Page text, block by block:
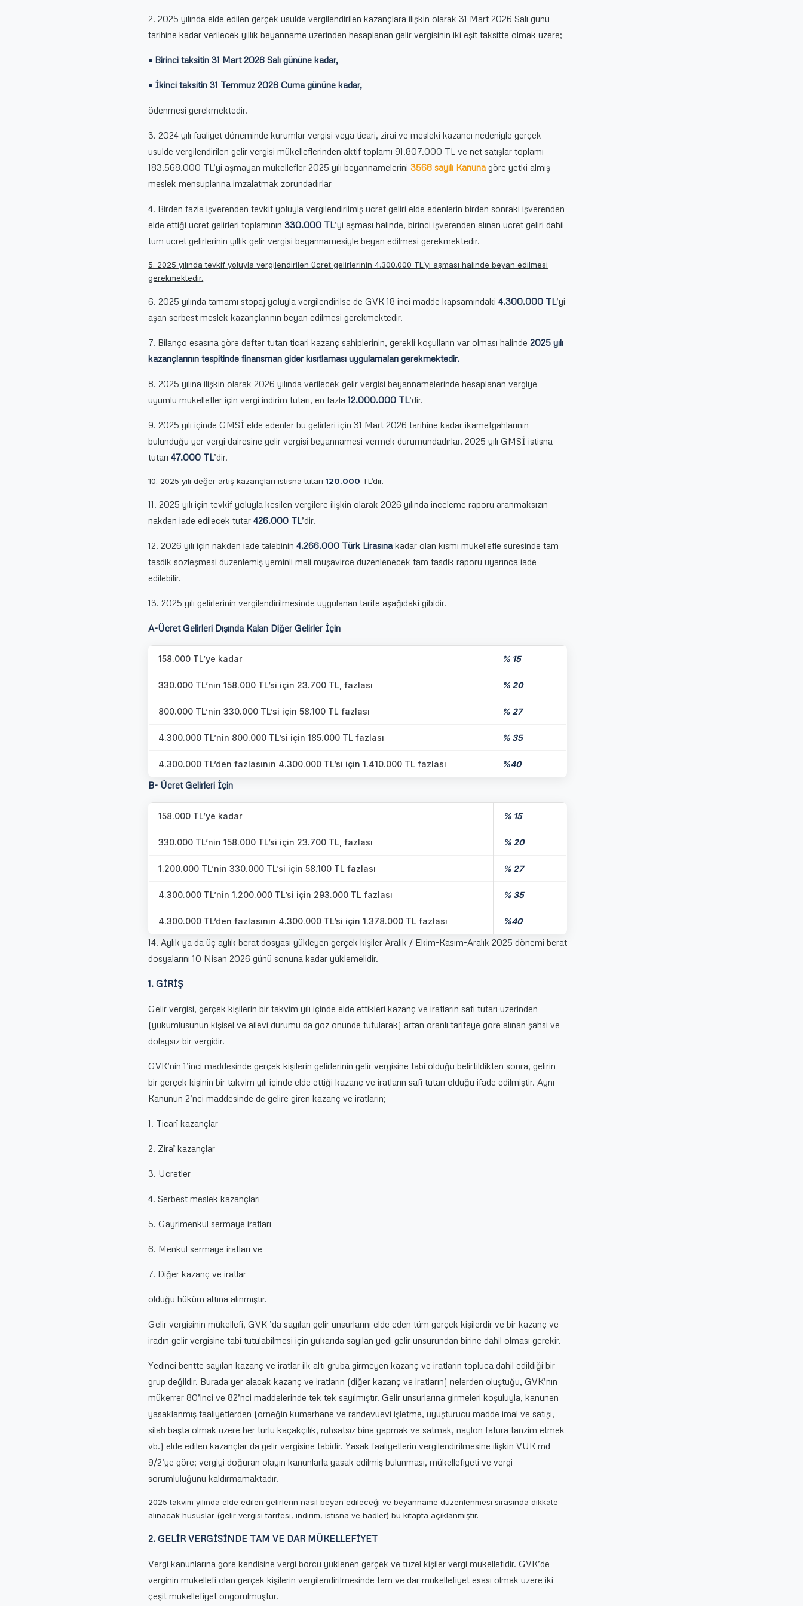
2. 2025 yılında elde edilen gerçek usulde vergilendirilen kazançlara ilişkin olarak 31 Mart 2026 Salı günü
tarihine kadar verilecek yıllık beyanname üzerinden hesaplanan gelir vergisinin iki eşit taksitte olmak üzere;
• Birinci taksitin 31 Mart 2026 Salı gününe kadar,
• İkinci taksitin 31 Temmuz 2026 Cuma gününe kadar,
ödenmesi gerekmektedir.
3. 2024 yılı faaliyet döneminde kurumlar vergisi veya ticari, zirai ve mesleki kazancı nedeniyle gerçek
usulde vergilendirilen gelir vergisi mükelleflerinden aktif toplamı 91.807.000 TL ve net satışlar toplamı
183.568.000 TL’yi aşmayan mükellefler 2025 yılı beyannamelerini3568 sayılı Kanunagöre yetki almış
meslek mensuplarına imzalatmak zorundadırlar
4. Birden fazla işverenden tevkif yoluyla vergilendirilmiş ücret geliri elde edenlerin birden sonraki işverenden
elde ettiği ücret gelirleri toplamının330.000 TL’yi aşması halinde, birinci işverenden alınan ücret geliri dahil
tüm ücret gelirlerinin yıllık gelir vergisi beyannamesiyle beyan edilmesi gerekmektedir.
5. 2025 yılında tevkif yoluyla vergilendirilen ücret gelirlerinin 4.300.000 TL’yi aşması halinde beyan edilmesi
gerekmektedir.
6. 2025 yılında tamamı stopaj yoluyla vergilendirilse de GVK 18 inci madde kapsamındaki 4.300.000 TL’yi
aşan serbest meslek kazançlarının beyan edilmesi gerekmektedir.
7. Bilanço esasına göre defter tutan ticari kazanç sahiplerinin, gerekli koşulların var olması halinde2025 yılı
kazançlarının tespitinde finansman gider kısıtlaması uygulamaları gerekmektedir.
8. 2025 yılına ilişkin olarak 2026 yılında verilecek gelir vergisi beyannamelerinde hesaplanan vergiye
uyumlu mükellefler için vergi indirim tutarı, en fazla12.000.000 TL’dir.
9. 2025 yılı içinde GMSİ elde edenler bu gelirleri için 31 Mart 2026 tarihine kadar ikametgahlarının
bulunduğu yer vergi dairesine gelir vergisi beyannamesi vermek durumundadırlar. 2025 yılı GMSİ istisna
tutarı47.000 TL’dir.
10. 2025 yılı değer artış kazançları istisna tutarı 120.000 TL’dir.
11. 2025 yılı için tevkif yoluyla kesilen vergilere ilişkin olarak 2026 yılında inceleme raporu aranmaksızın
nakden iade edilecek tutar 426.000 TL’dir.
12. 2026 yılı için nakden iade talebinin4.266.000 Türk Lirasınakadar olan kısmı mükellefle süresinde tam
tasdik sözleşmesi düzenlemiş yeminli mali müşavirce düzenlenecek tam tasdik raporu uyarınca iade
edilebilir.
13. 2025 yılı gelirlerinin vergilendirilmesinde uygulanan tarife aşağıdaki gibidir.
A-Ücret Gelirleri Dışında Kalan Diğer Gelirler İçin
158.000 TL’ye kadar % 15
330.000 TL’nin 158.000 TL’si için 23.700 TL, fazlası % 20
800.000 TL’nin 330.000 TL’si için 58.100 TL fazlası % 27
4.300.000 TL’nin 800.000 TL’si için 185.000 TL fazlası % 35
4.300.000 TL’den fazlasının 4.300.000 TL’si için 1.410.000 TL fazlası %40
B- Ücret Gelirleri İçin
158.000 TL’ye kadar % 15
330.000 TL’nin 158.000 TL’si için 23.700 TL, fazlası % 20
1.200.000 TL’nin 330.000 TL’si için 58.100 TL fazlası % 27
4.300.000 TL’nin 1.200.000 TL’si için 293.000 TL fazlası % 35
4.300.000 TL’den fazlasının 4.300.000 TL’si için 1.378.000 TL fazlası %40
14. Aylık ya da üç aylık berat dosyası yükleyen gerçek kişiler Aralık / Ekim-Kasım-Aralık 2025 dönemi berat
dosyalarını 10 Nisan 2026 günü sonuna kadar yüklemelidir.
1. GİRİŞ
Gelir vergisi, gerçek kişilerin bir takvim yılı içinde elde ettikleri kazanç ve iratların safi tutarı üzerinden
(yükümlüsünün kişisel ve ailevi durumu da göz önünde tutularak) artan oranlı tarifeye göre alınan şahsi ve
dolaysız bir vergidir.
GVK’nin 1’inci maddesinde gerçek kişilerin gelirlerinin gelir vergisine tabi olduğu belirtildikten sonra, gelirin
bir gerçek kişinin bir takvim yılı içinde elde ettiği kazanç ve iratların safi tutarı olduğu ifade edilmiştir. Aynı
Kanunun 2’nci maddesinde de gelire giren kazanç ve iratların;
1. Ticarî kazançlar
2. Ziraî kazançlar
3. Ücretler
4. Serbest meslek kazançları
5. Gayrimenkul sermaye iratları
6. Menkul sermaye iratları ve
7. Diğer kazanç ve iratlar
olduğu hüküm altına alınmıştır.
Gelir vergisinin mükellefi, GVK ’da sayılan gelir unsurlarını elde eden tüm gerçek kişilerdir ve bir kazanç ve
iradın gelir vergisine tabi tutulabilmesi için yukarıda sayılan yedi gelir unsurundan birine dahil olması gerekir.
Yedinci bentte sayılan kazanç ve iratlar ilk altı gruba girmeyen kazanç ve iratların topluca dahil edildiği bir
grup değildir. Burada yer alacak kazanç ve iratların (diğer kazanç ve iratların) nelerden oluştuğu, GVK’nın
mükerrer 80’inci ve 82’nci maddelerinde tek tek sayılmıştır. Gelir unsurlarına girmeleri koşuluyla, kanunen
yasaklanmış faaliyetlerden (örneğin kumarhane ve randevuevi işletme, uyuşturucu madde imal ve satışı,
silah başta olmak üzere her türlü kaçakçılık, ruhsatsız bina yapmak ve satmak, naylon fatura tanzim etmek
vb.) elde edilen kazançlar da gelir vergisine tabidir. Yasak faaliyetlerin vergilendirilmesine ilişkin VUK md
9/2’ye göre; vergiyi doğuran olayın kanunlarla yasak edilmiş bulunması, mükellefiyeti ve vergi
sorumluluğunu kaldırmamaktadır.
2025 takvim yılında elde edilen gelirlerin nasıl beyan edileceği ve beyanname düzenlenmesi sırasında dikkate
alınacak hususlar (gelir vergisi tarifesi, indirim, istisna ve hadler) bu kitapta açıklanmıştır.
2. GELİR VERGİSİNDE TAM VE DAR MÜKELLEFİYET
Vergi kanunlarına göre kendisine vergi borcu yüklenen gerçek ve tüzel kişiler vergi mükellefidir. GVK’de
verginin mükellefi olan gerçek kişilerin vergilendirilmesinde tam ve dar mükellefiyet esası olmak üzere iki
çeşit mükellefiyet öngörülmüştür.